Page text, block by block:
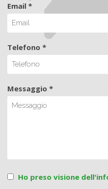
Email *
Telefono *
Messaggio *
Ho preso visione